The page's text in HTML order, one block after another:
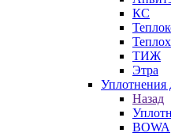
КС
ТИЖ
Этра
Уплотнения
Назад
BOWA